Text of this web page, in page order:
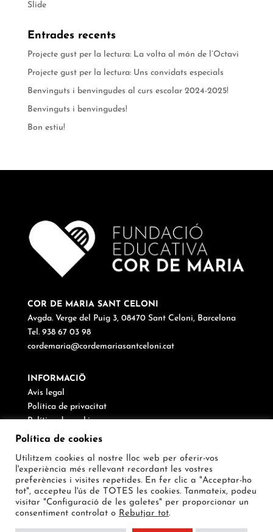
Slide
Entrades recents
Projecte gust per la lectura: La volta al món de l’Octavi
Projecte gust per la lectura: Uns convidats especials
Benvinguts i benvingudes al curs escolar 2024-2025!
Benvinguts i benvingudes!
Bon estiu!
COR DE MARIA SANT CELONI
Avgda. Verge del Puig 3, 08470 Sant Celoni, Barcelona
Tel. 938 67 03 98
cordemaria@cordemariasantceloni.cat
INFORMACIÖ
Avís legal
Política de privacitat
Política de cookies
Canal de denúncies
SEGUEIX-NOS
Política de cookies
Utilitzem cookies al nostre lloc web per oferir-vos
l'experiència més rellevant recordant les vostres
preferències i visites repetides. En fer clic a "Acceptar-ho
tot", accepteu l'ús de TOTES les cookies. Tanmateix, podeu
visitar "Configuració de les galetes" per proporcionar un
consentiment controlat o Rebutjar tot.